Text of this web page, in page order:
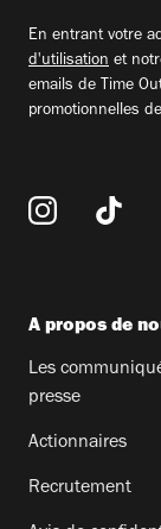
En entrant votre
d'utilisation et
emails de Time
promotionnelles
A propos de
Les
presse
Actionnaires
Recrutement